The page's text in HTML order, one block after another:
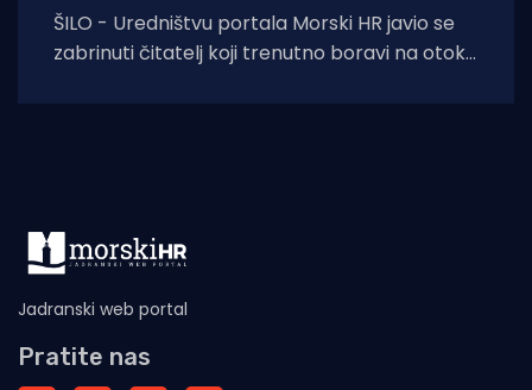
ŠILO - Uredništvu portala Morski HR javio se
zabrinuti čitatelj koji trenutno boravi na otoku
Jadranski web portal
Pratite nas